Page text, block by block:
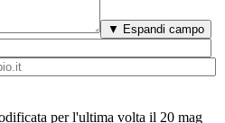
▼ Espandi campo
per l'ultima volta il 20 mag